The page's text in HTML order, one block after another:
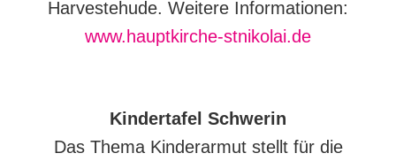
Harvestehude. Weitere Informationen:
www.hauptkirche-stnikolai.de
Kindertafel Schwerin
Das Thema Kinderarmut stellt für die